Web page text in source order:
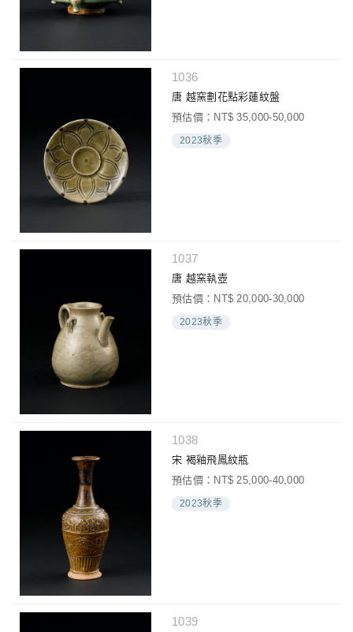
1036
唐 越窯劃花點彩蓮紋盤
預估價：NT$ 35,000-50,000
2023秋季
1037
唐 越窯執壺
預估價：NT$ 20,000-30,000
2023秋季
1038
宋 褐釉飛鳳紋瓶
預估價：NT$ 25,000-40,000
2023秋季
1039